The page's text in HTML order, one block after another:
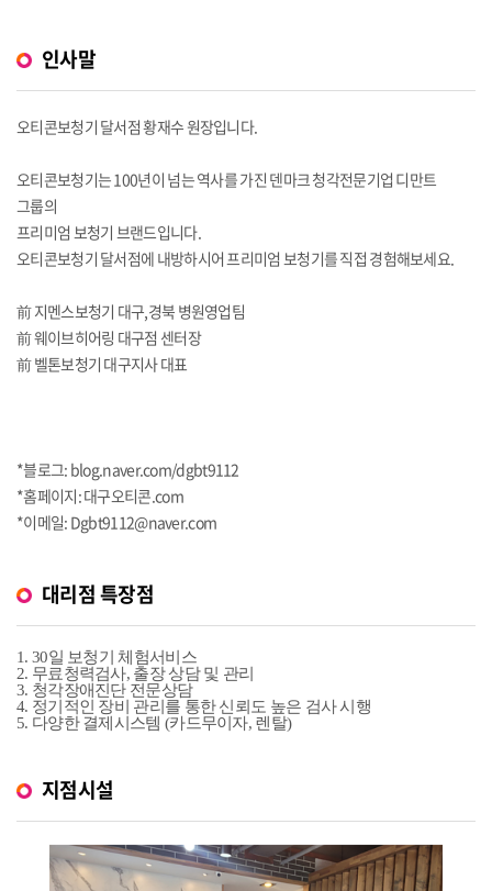
인사말
오티콘보청기 달서점 황재수 원장입니다.
오티콘보청기는 100년이 넘는 역사를 가진 덴마크 청각전문기업 디만트
그룹의
프리미엄 보청기 브랜드입니다.
오티콘보청기 달서점에 내방하시어 프리미엄 보청기를 직접 경험해보세요.
前 지멘스보청기 대구,경북 병원영업팀
前 웨이브히어링 대구점 센터장
前 벨톤보청기 대구지사 대표
*블로그: blog.naver.com/dgbt9112
*홈페이지: 대구오티콘.com
*이메일: Dgbt9112@naver.com
대리점 특장점
1. 30일 보청기 체험서비스
2. 무료청력검사, 출장 상담 및 관리
3. 청각장애진단 전문상담
4. 정기적인 장비 관리를 통한 신뢰도 높은 검사 시행
5. 다양한 결제시스템 (카드무이자, 렌탈)
지점시설